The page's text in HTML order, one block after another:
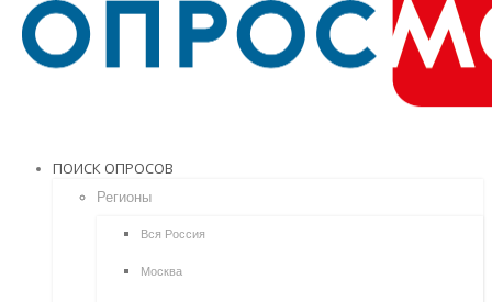
ПОИСК ОПРОСОВ
Регионы
Вся Россия
Москва